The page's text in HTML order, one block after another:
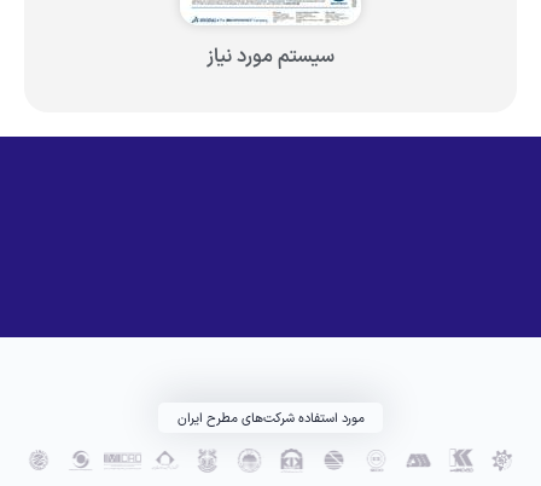
سیستم مورد نیاز
مورد استفاده شرکت‌های مطرح ایران